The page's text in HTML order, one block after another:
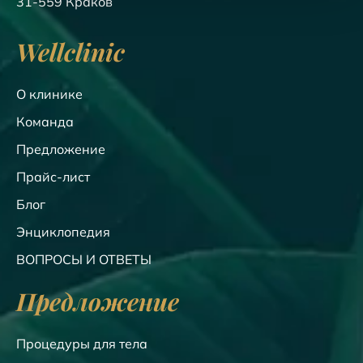
Wellclinic
О клинике
Команда
Предложение
Прайс-лист
Блог
Энциклопедия
ВОПРОСЫ И ОТВЕТЫ
Предложение
Процедуры для тела